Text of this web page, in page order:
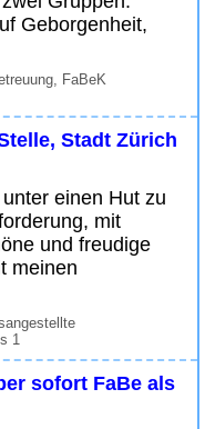
Geborgenheit,
FaBeK
Stadt Zürich
einen Hut zu
mit
und freudige
meinen
1
sofort FaBe als